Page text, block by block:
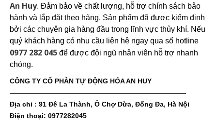
An Huy. Đảm bảo về chất lượng, hỗ trợ chính sách bảo
hành và lắp đặt theo hãng. Sản phẩm đã được kiểm định
bởi các chuyên gia hàng đầu trong lĩnh vực thủy khí. Nếu
quý khách hàng có nhu cầu liên hệ ngay qua số hotline
0977 282 045 để được đội ngũ nhân viên hỗ trợ nhanh
chóng.
CÔNG TY CỔ PHẦN TỰ ĐỘNG HÓA AN HUY
——————————————————————————
Địa chỉ : 91 Đê La Thành, Ô Chợ Dừa, Đống Đa, Hà Nội
Điện thoại: 0977282045